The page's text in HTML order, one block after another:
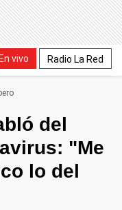
vivo Radio La Red
del
"Me
lo del